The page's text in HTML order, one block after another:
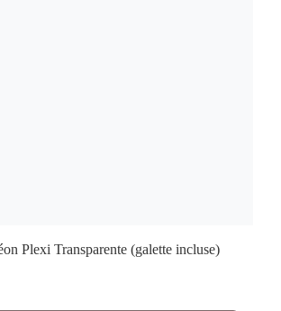
Plexi Transparente (galette incluse)